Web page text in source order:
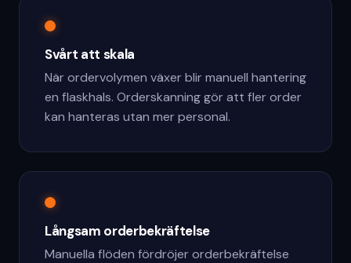
Svårt att skala
När ordervolymen växer blir manuell hantering
en flaskhals. Orderskanning gör att fler order
kan hanteras utan mer personal.
Långsam orderbekräftelse
Manuella flöden fördröjer orderbekräftelse